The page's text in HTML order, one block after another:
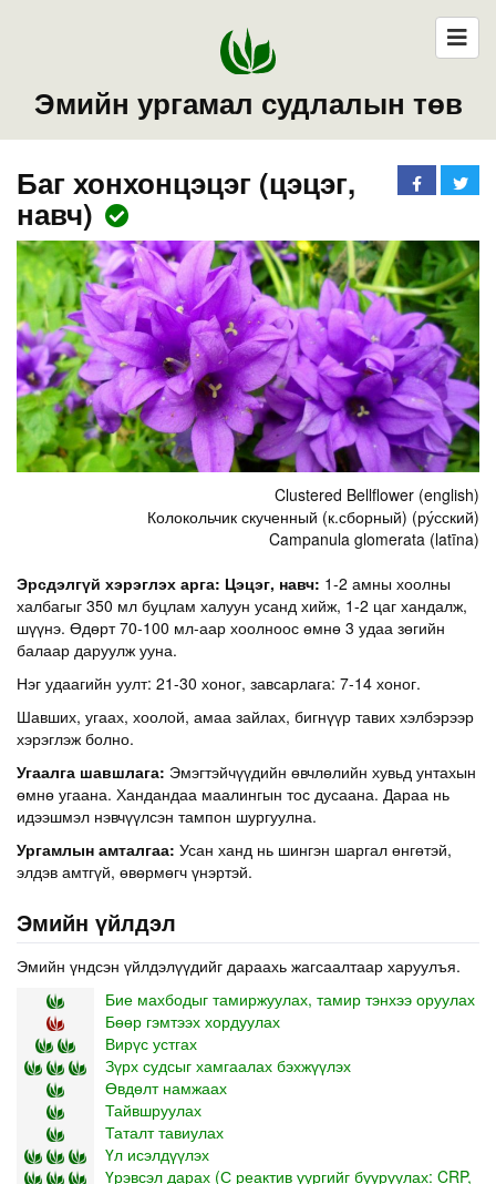
Эмийн ургамал судлалын төв
Баг хонхонцэцэг (цэцэг,
навч)
Clustered Bellflower (english)
Колокольчик скученный (к.сборный) (ру́сский)
Campanula glomerata (latīna)
Эрсдэлгүй хэрэглэх арга: Цэцэг, навч: 1-2 амны хоолны
халбагыг 350 мл буцлам халуун усанд хийж, 1-2 цаг хандалж,
шүүнэ. Өдөрт 70-100 мл-аар хоолноос өмнө 3 удаа зөгийн
балаар даруулж ууна.
Нэг удаагийн уулт: 21-30 хоног, завсарлага: 7-14 хоног.
Шавших, угаах, хоолой, амаа зайлах, бигнүүр тавих хэлбэрээр
хэрэглэж болно.
Угаалга шавшлага: Эмэгтэйчүүдийн өвчлөлийн хувьд унтахын
өмнө угаана. Хандандаа маалингын тос дусаана. Дараа нь
идээшмэл нэвчүүлсэн тампон шургуулна.
Ургамлын амталгаа: Усан ханд нь шингэн шаргал өнгөтэй,
элдэв амтгүй, өвөрмөгч үнэртэй.
Эмийн үйлдэл
Эмийн үндсэн үйлдэлүүдийг дараахь жагсаалтаар харуулъя.
Бие махбодыг тамиржуулах, тамир тэнхээ оруулах
Бөөр гэмтээх хордуулах
Вирүс устгах
Зүрх судсыг хамгаалах бэхжүүлэх
Өвдөлт намжаах
Тайвшруулах
Таталт тавиулах
Үл исэлдүүлэх
Үрэвсэл дарах (С реактив уургийг бууруулах: CRP,